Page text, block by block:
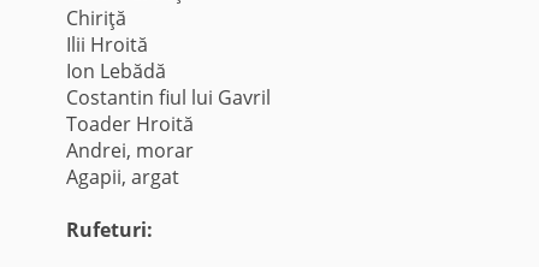
Chiriţă
Ilii Hroită
Ion Lebădă
Costantin fiul lui Gavril
Toader Hroită
Andrei, morar
Agapii, argat
Rufeturi: